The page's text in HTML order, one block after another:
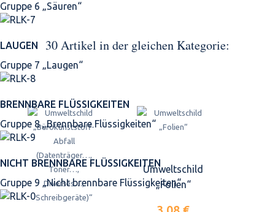
Gruppe 6 „Säuren“
LAUGEN
Gruppe 7 „Laugen“
BRENNBARE FLÜSSIGKEITEN
Gruppe 8 „Brennbare Flüssigkeiten“
NICHT BRENNBARE FLÜSSIGKEITEN
Gruppe 9 „Nicht brennbare Flüssigkeiten“
30 Artikel in der gleichen Kategorie:
Umweltschild
„Folien“